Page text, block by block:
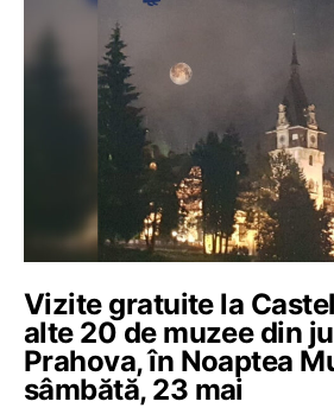
Vizite gratuite la
alte 20 de muzee din
Prahova, în Noaptea
sâmbătă, 23 mai